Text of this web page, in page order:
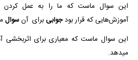
این سوال ماست که ما را به عمل کردن
آموزش‌هایی که قرار بودجوابی برای آنسوال
این سوال ماست که معیاری برای اثربخشی
میدهد.